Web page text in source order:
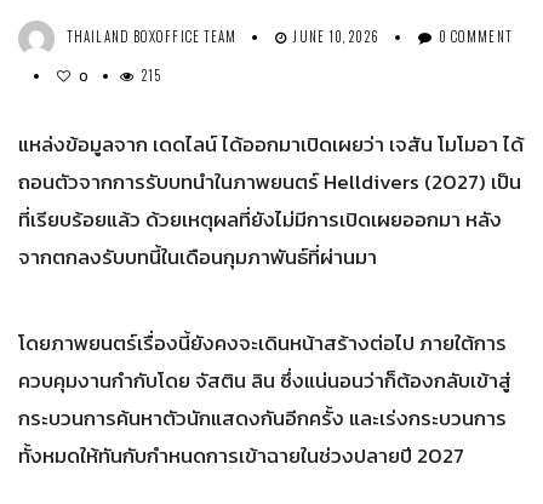
THAILAND BOXOFFICE TEAM JUNE 10, 2026 0 COMMENT
0 215
แหล่งข้อมูลจาก เดดไลน์ ได้ออกมาเปิดเผยว่า เจสัน โมโมอา ได้
ถอนตัวจากการรับบทนำในภาพยนตร์ Helldivers (2027) เป็น
ที่เรียบร้อยแล้ว ด้วยเหตุผลที่ยังไม่มีการเปิดเผยออกมา หลัง
จากตกลงรับบทนี้ในเดือนกุมภาพันธ์ที่ผ่านมา
โดยภาพยนตร์เรื่องนี้ยังคงจะเดินหน้าสร้างต่อไป ภายใต้การ
ควบคุมงานกำกับโดย จัสติน ลิน ซึ่งแน่นอนว่าก็ต้องกลับเข้าสู่
กระบวนการค้นหาตัวนักแสดงกันอีกครั้ง และเร่งกระบวนการ
ทั้งหมดให้ทันกับกำหนดการเข้าฉายในช่วงปลายปี 2027